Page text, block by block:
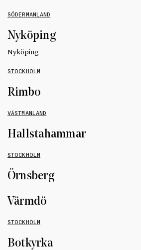
SÖDERMANLAND
Nyköping
Nyköping
STOCKHOLM
Rimbo
VÄSTMANLAND
Hallstahammar
STOCKHOLM
Örnsberg
Värmdö
STOCKHOLM
Botkyrka